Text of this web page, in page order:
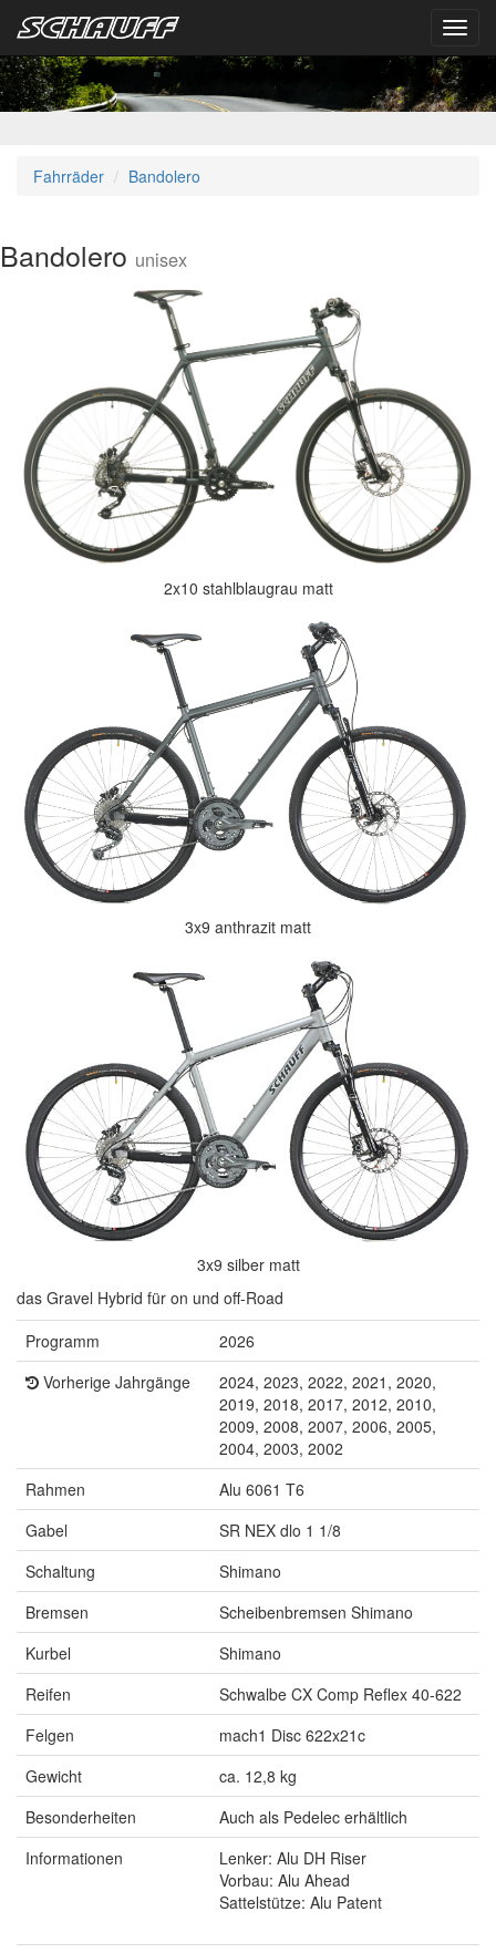
Fahrräder Bandolero
Bandolero unisex
2x10 stahlblaugrau matt
3x9 anthrazit matt
3x9 silber matt
das Gravel Hybrid für on und off-Road
Programm
2026
Vorherige Jahrgänge
2024, 2023, 2022, 2021, 2020,
2019, 2018, 2017, 2012, 2010,
2009, 2008, 2007, 2006, 2005,
2004, 2003, 2002
Rahmen
Alu 6061 T6
Gabel
SR NEX dlo 1 1/8
Schaltung
Shimano
Bremsen
Scheibenbremsen Shimano
Kurbel
Shimano
Reifen
Schwalbe CX Comp Reflex 40-622
Felgen
mach1 Disc 622x21c
Gewicht
ca. 12,8 kg
Besonderheiten
Auch als Pedelec erhältlich
Informationen
Lenker: Alu DH Riser
Vorbau: Alu Ahead
Sattelstütze: Alu Patent